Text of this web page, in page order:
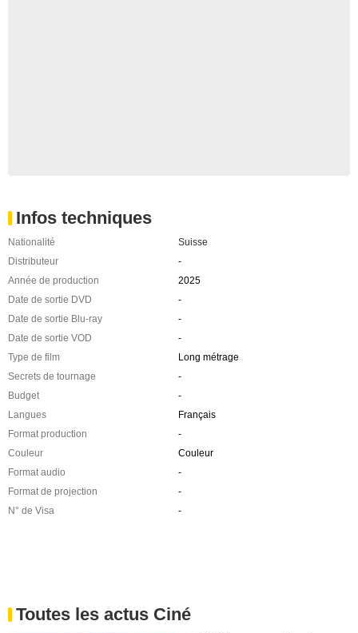
Infos techniques
Nationalité
Suisse
Distributeur
-
Année de production
2025
Date de sortie DVD
-
Date de sortie Blu-ray
-
Date de sortie VOD
-
Type de film
Long métrage
Secrets de tournage
-
Budget
-
Langues
Français
Format production
-
Couleur
Couleur
Format audio
-
Format de projection
-
N° de Visa
-
Toutes les actus Ciné